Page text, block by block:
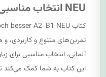
NEU انتخاب مناسبی برای زبان آموزان است؟
تمرین‌های متنوع و
این کتاب به شما کمک می‌کند